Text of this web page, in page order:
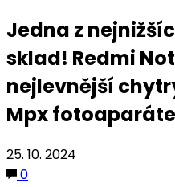
Jedna z
sklad! Redmi
nejlevnější
Mpx
25. 10. 2024
0